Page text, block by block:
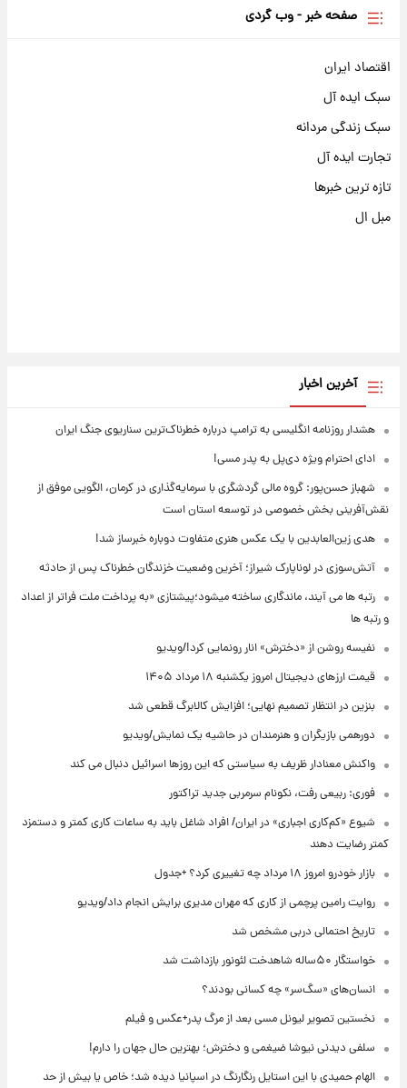
صفحه خبر - وب گردی
اقتصاد ایران
سبک ایده آل
سبک زندگی مردانه
تجارت ایده آل
تازه ترین خبرها
مبل ال
آخرین اخبار
هشدار روزنامه انگلیسی به ترامپ درباره خطرناک‌ترین سناریوی جنگ ایران
ادای احترام ویژه دی‌پل به پدر مسی!
شهباز حسن‌پور: گروه مالی گردشگری با سرمایه‌گذاری در کرمان، الگویی موفق از
نقش‌آفرینی بخش خصوصی در توسعه استان است
هدی زین‌العابدین با یک عکس هنری متفاوت دوباره خبرساز شد!
آتش‌سوزی در لوناپارک شیراز؛ آخرین وضعیت خزندگان خطرناک پس از حادثه
رتبه ها می آیند، ماندگاری ساخته میشود؛پیشتازی «به پرداخت ملت فراتر از اعداد
و رتبه ها
نفیسه روشن از «دخترش» انار رونمایی کرد!/ویدیو
قیمت ارزهای دیجیتال امروز یکشنبه ۱۸ مرداد ۱۴۰۵
بنزین در انتظار تصمیم نهایی؛ افزایش کالابرگ قطعی شد
دورهمی بازیگران و هنرمندان در حاشیه یک نمایش/ویدیو
واکنش معنادار ظریف به سیاستی که این روزها اسرائیل دنبال می کند
فوری: ربیعی رفت، نکونام سرمربی جدید تراکتور
شیوع «کم‌کاری اجباری» در ایران/ افراد شاغل باید به ساعات کاری کمتر و دستمزد
کمتر رضایت دهند
بازار خودرو امروز ۱۸ مرداد چه تغییری کرد؟ +جدول
روایت رامین پرچمی از کاری که مهران مدیری برایش انجام داد/ویدیو
تاریخ احتمالی دربی مشخص شد
خواستگار ۵۰ساله شاهدخت لئونور بازداشت شد
انسان‌های «سگ‌سر» چه کسانی بودند؟
نخستین تصویر لیونل مسی بعد از مرگ پدر+عکس و فیلم
سلفی دیدنی نیوشا ضیغمی و دخترش؛ بهترین حال جهان را دارم!
الهام حمیدی با این استایل رنگارنگ در اسپانیا دیده شد؛ خاص یا بیش از حد